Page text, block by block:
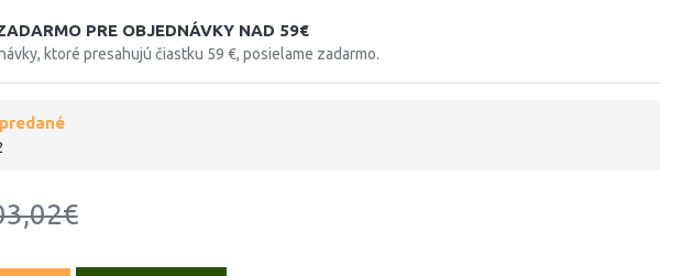
PRE OBJEDNÁVKY NAD 59€
ktoré presahujú čiastku 59 €, posielame zadarmo.